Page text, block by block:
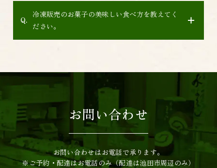
冷凍販売のお菓子の美味しい食べ方を教えてく
ださい。
お問い合わせ
お問い合わせはお電話で承ります。
※ご予約・配達はお電話のみ（配達は池田市周辺のみ）